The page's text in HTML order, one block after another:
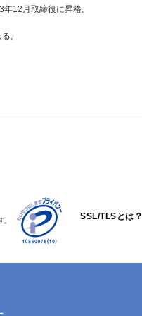
12月取締役に昇格。
。
SSL/TLSとは？